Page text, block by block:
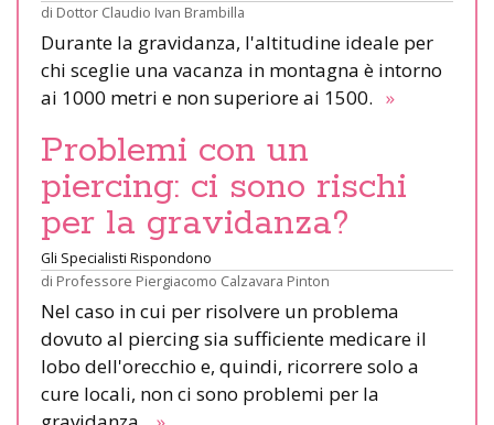
di Dottor Claudio Ivan Brambilla
Durante la gravidanza, l'altitudine ideale per
chi sceglie una vacanza in montagna è intorno
ai 1000 metri e non superiore ai 1500. »
Problemi con un
piercing: ci sono rischi
per la gravidanza?
Gli Specialisti Rispondono
di Professore Piergiacomo Calzavara Pinton
Nel caso in cui per risolvere un problema
dovuto al piercing sia sufficiente medicare il
lobo dell'orecchio e, quindi, ricorrere solo a
cure locali, non ci sono problemi per la